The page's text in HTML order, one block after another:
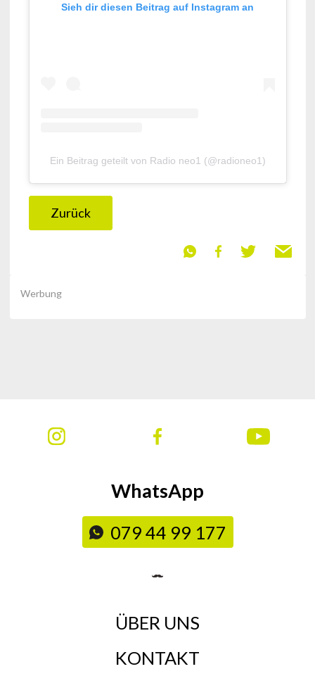
Sieh dir diesen Beitrag auf Instagram an
Ein Beitrag geteilt von Radio neo1 (@radioneo1)
Zurück
Werbung
WhatsApp
079 44 99 177
ÜBER UNS
KONTAKT